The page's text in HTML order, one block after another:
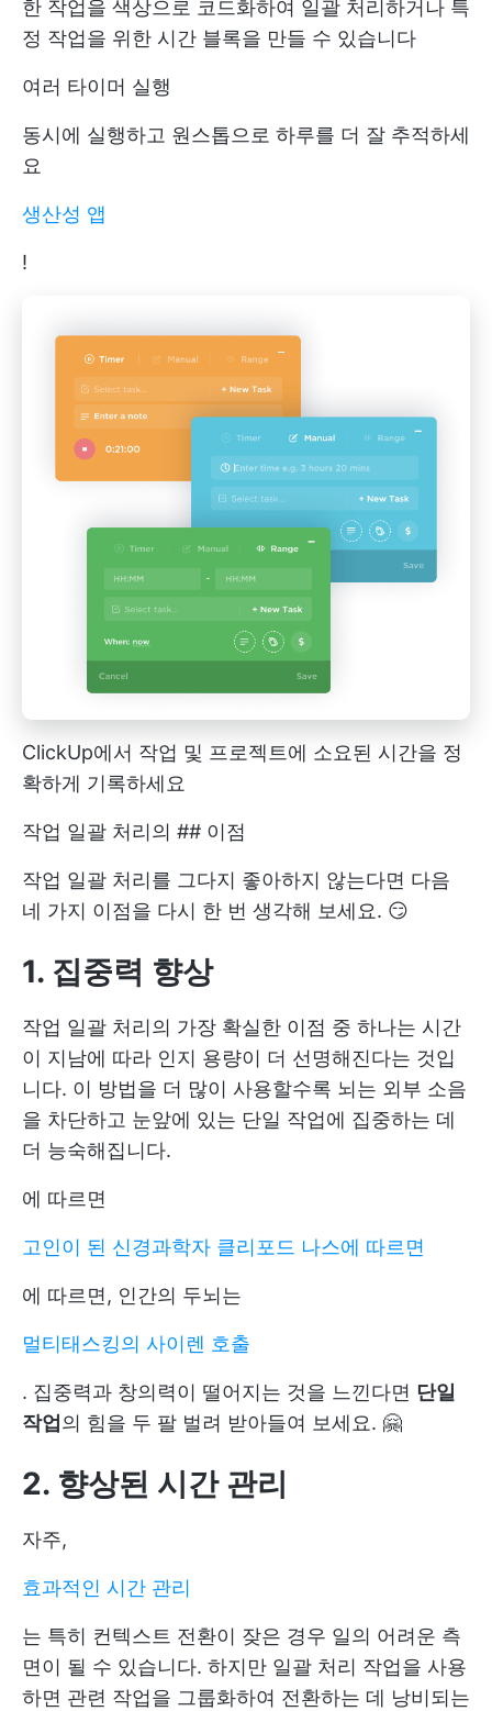
한 작업을 색상으로 코드화하여 일괄 처리하거나 특
정 작업을 위한 시간 블록을 만들 수 있습니다
여러 타이머 실행
동시에 실행하고 원스톱으로 하루를 더 잘 추적하세
요
생산성 앱
!
ClickUp에서 작업 및 프로젝트에 소요된 시간을 정
확하게 기록하세요
작업 일괄 처리의 ## 이점
작업 일괄 처리를 그다지 좋아하지 않는다면 다음
네 가지 이점을 다시 한 번 생각해 보세요. 😏
1. 집중력 향상
작업 일괄 처리의 가장 확실한 이점 중 하나는 시간
이 지남에 따라 인지 용량이 더 선명해진다는 것입
니다. 이 방법을 더 많이 사용할수록 뇌는 외부 소음
을 차단하고 눈앞에 있는 단일 작업에 집중하는 데
더 능숙해집니다.
에 따르면
고인이 된 신경과학자 클리포드 나스에 따르면
에 따르면, 인간의 두뇌는
멀티태스킹의 사이렌 호출
. 집중력과 창의력이 떨어지는 것을 느낀다면 단일
작업 의 힘을 두 팔 벌려 받아들여 보세요. 🤗
2. 향상된 시간 관리
자주,
효과적인 시간 관리
는 특히 컨텍스트 전환이 잦은 경우 일의 어려운 측
면이 될 수 있습니다. 하지만 일괄 처리 작업을 사용
하면 관련 작업을 그룹화하여 전환하는 데 낭비되는